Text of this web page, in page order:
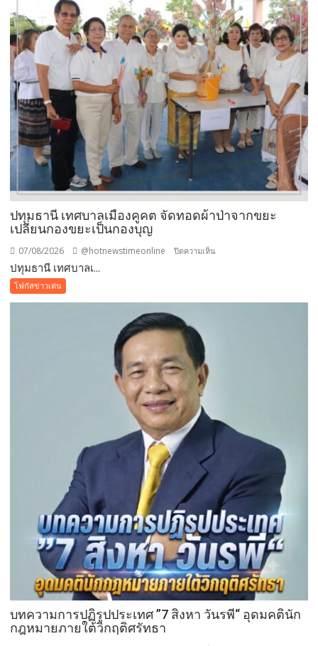
ปทุมธานี เทศบาลเมืองคูคต จัดทอดผ้าป่าจากขยะ
เปลี่ยนกองขยะเป็นกองบุญ
07/08/2026 @hotnewstimeonline ปิดความเห็น
กอง
ขยะ
เป็นก
บุญ
ปทุมธานี เทศบาลเ...
โฟกัสข่าวเด่น
บทความการปฏิรูปประเทศ ”7 สิงหา วันรพี“ อุดมคตินัก
กฎหมายภายใต้วิกฤติศรัทธา